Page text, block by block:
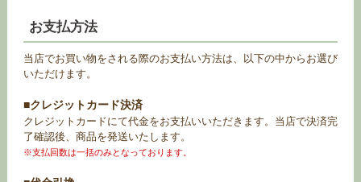
お支払方法
当店でお買い物をされる際のお支払い方法は、以下の中からお選び
いただけます。
■クレジットカード決済
クレジットカードにて代金をお支払いいただきます。当店で決済完
了確認後、商品を発送いたします。
※支払回数は一括のみとなっております。